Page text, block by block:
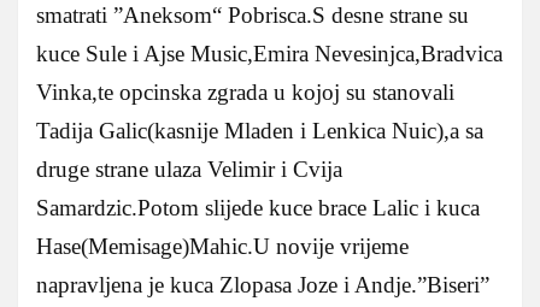
smatrati ”Aneksom“ Pobrisca.S desne strane su
kuce Sule i Ajse Music,Emira Nevesinjca,Bradvica
Vinka,te opcinska zgrada u kojoj su stanovali
Tadija Galic(kasnije Mladen i Lenkica Nuic),a sa
druge strane ulaza Velimir i Cvija
Samardzic.Potom slijede kuce brace Lalic i kuca
Hase(Memisage)Mahic.U novije vrijeme
napravljena je kuca Zlopasa Joze i Andje.”Biseri”